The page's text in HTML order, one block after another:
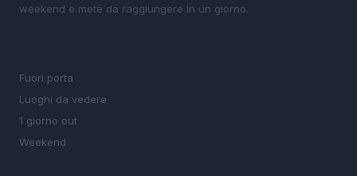
weekend e mete da raggiungere in un giorno.
Fuori porta
Luoghi da vedere
1 giorno out
Weekend